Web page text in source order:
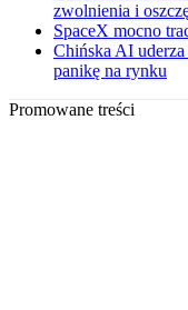
zwolnienia i
SpaceX mocno
Chińska AI
panikę na rynku
Promowane treści